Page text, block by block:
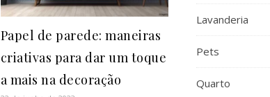
Papel de parede: maneiras
criativas para dar um toque
a mais na decoração
Lavanderia
Pets
Quarto